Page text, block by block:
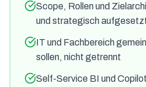
Scope, Rollen und
und strategisch
IT und Fachbereich
sollen, nicht getrennt
Self-Service BI und